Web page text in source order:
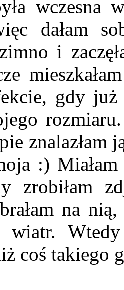
wczesna
dałam
i
gdy już
znalazłam
:)
zrobiłam
na
wiatr.
coś takiego